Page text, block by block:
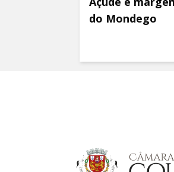
do Mondego